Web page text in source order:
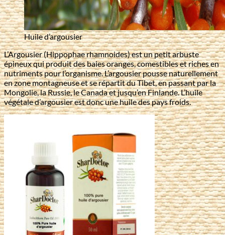
Huile d’argousier
L’Argousier (Hippophae rhamnoides) est un petit arbuste
épineux qui produit des baies oranges, comestibles et riches en
nutriments pour l’organisme. L’argousier pousse naturellement
en zone montagneuse et se répartit du Tibet, en passant par la
Mongolie, la Russie, le Canada et jusqu’en Finlande. L’huile
végétale d’argousier est donc une huile des pays froids.